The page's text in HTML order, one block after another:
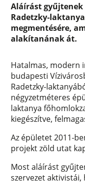
Aláírást gyűjtenek
Radetzky-
megmentésére,
alakítanának át.
Hatalmas, modern
budapesti
Radetzky-
négyzetméteres
laktanya
kiegészítve,
Az épületet 2011-
projekt zöld utat
Most aláírást
szervezet